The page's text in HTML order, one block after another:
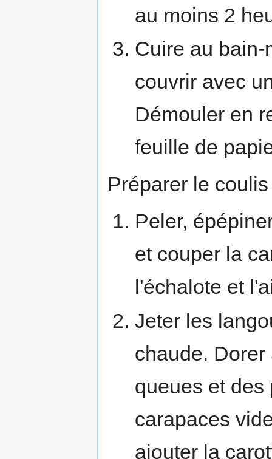
au moins 2
Cuire au bain-
couvrir avec
Démouler en
feuille de
Préparer le
Peler,
et couper la
l'échalote et
Jeter les
chaude.
queues et des
carapaces
ajouter la